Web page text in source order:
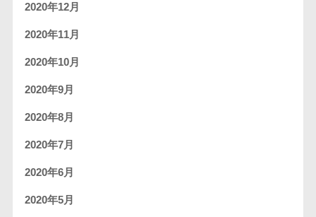
2020年12月
2020年11月
2020年10月
2020年9月
2020年8月
2020年7月
2020年6月
2020年5月